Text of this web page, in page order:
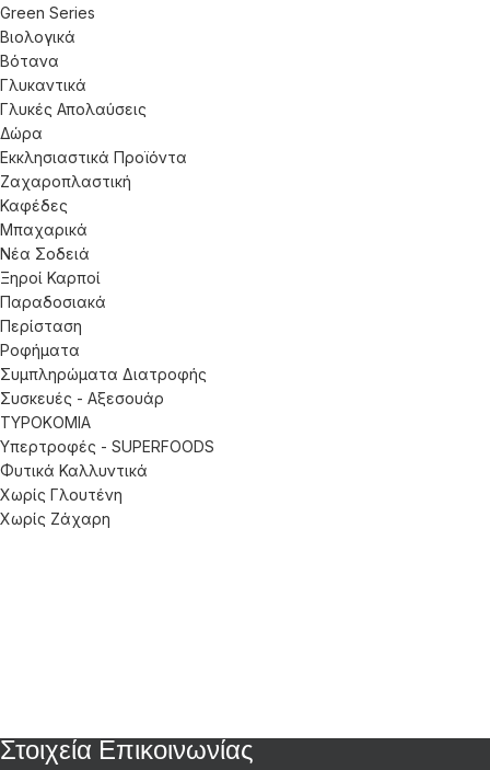
Green Series
Βιολογικά
Βότανα
Γλυκαντικά
Γλυκές Απολαύσεις
Δώρα
Εκκλησιαστικά Προϊόντα
Ζαχαροπλαστική
Καφέδες
Μπαχαρικά
Νέα Σοδειά
Ξηροί Καρποί
Παραδοσιακά
Περίσταση
Ροφήματα
Συμπληρώματα Διατροφής
Συσκευές - Αξεσουάρ
ΤΥΡΟΚΟΜΙΑ
Υπερτροφές - SUPERFOODS
Φυτικά Καλλυντικά
Χωρίς Γλουτένη
Χωρίς Ζάχαρη
Στοιχεία Επικοινωνίας